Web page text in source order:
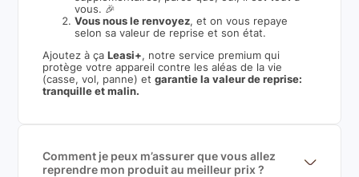
vous. 🎉
Vous nous le renvoyez, et on vous repaye
selon sa valeur de reprise et son état.
Ajoutez à ça Leasi+, notre service premium qui
protège votre appareil contre les aléas de la vie
(casse, vol, panne) etgarantie la valeur de reprise:
tranquille et malin.
Comment je peux m’assurer que vous allez
reprendre mon produit au meilleur prix ?